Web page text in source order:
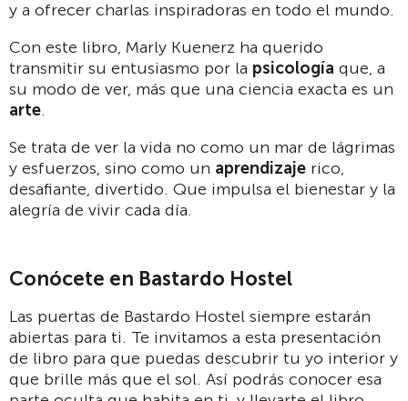
y a ofrecer charlas inspiradoras en todo el mundo.
Con este libro, Marly Kuenerz ha querido
transmitir su entusiasmo por la psicología que, a
su modo de ver, más que una ciencia exacta es un
arte.
Se trata de ver la vida no como un mar de lágrimas
y esfuerzos, sino como un aprendizaje rico,
desafiante, divertido. Que impulsa el bienestar y la
alegría de vivir cada día.
Conócete en Bastardo Hostel
Las puertas de Bastardo Hostel siempre estarán
abiertas para ti. Te invitamos a esta presentación
de libro para que puedas descubrir tu yo interior y
que brille más que el sol. Así podrás conocer esa